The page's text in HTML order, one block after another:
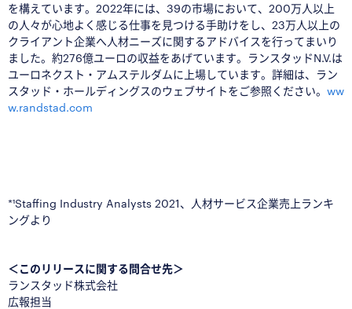
を構えています。2022年には、39の市場において、200万人以上
の人々が心地よく感じる仕事を見つける手助けをし、23万人以上の
クライアント企業へ人材ニーズに関するアドバイスを行ってまいり
ました。約276億ユーロの収益をあげています。ランスタッドN.V.は
ユーロネクスト・アムステルダムに上場しています。詳細は、ラン
スタッド・ホールディングスのウェブサイトをご参照ください。 ww
w.randstad.com
*¹Staffing Industry Analysts 2021、人材サービス企業売上ランキ
ングより
＜このリリースに関する問合せ先＞
ランスタッド株式会社
広報担当